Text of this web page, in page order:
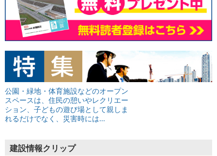
公園・緑地・体育施設などのオープン
スペースは、住民の憩いやレクリエー
ション、子どもの遊び場として親しま
れるだけでなく、災害時には...
建設情報クリップ